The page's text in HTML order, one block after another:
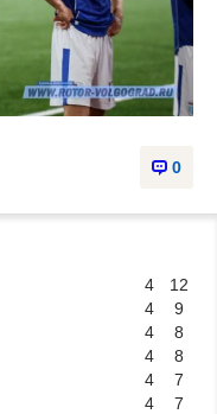
0
4
12
4
9
4
8
4
8
4
7
4
7